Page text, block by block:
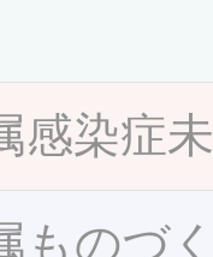
感染症
ものづ